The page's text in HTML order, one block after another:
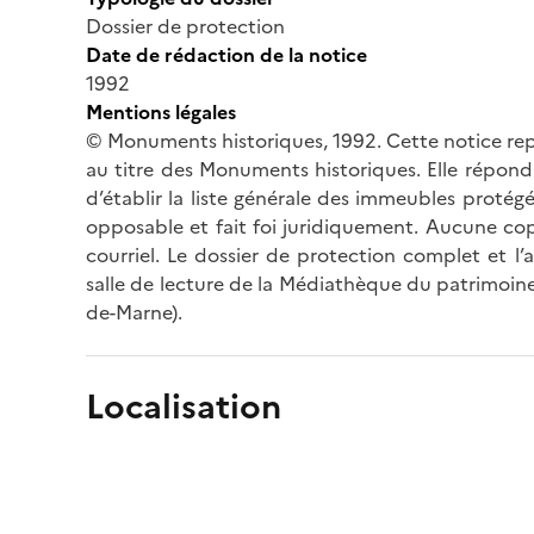
Dossier de protection
Date de rédaction de la notice
1992
Mentions légales
© Monuments historiques, 1992. Cette notice
au titre des Monuments historiques. Elle
d’établir la liste générale des immeubles
opposable et fait foi juridiquement. Aucune
courriel. Le dossier de protection complet et
salle de lecture de la Médiathèque du
de-Marne).
Localisation